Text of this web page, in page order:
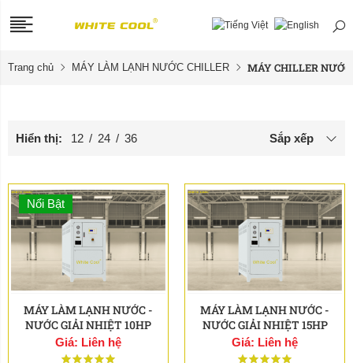
Trang chủ MÁY LÀM LẠNH NƯỚC CHILLER MÁY CHILLER
Hiển thị: 12 / 24 / 36 Sắp xếp
Nổi Bật
MÁY LÀM LẠNH NƯỚC -
NƯỚC GIẢI NHIỆT 10HP
Giá: Liên hệ
MÁY LÀM LẠNH NƯỚC -
NƯỚC GIẢI NHIỆT 15HP
Giá: Liên hệ